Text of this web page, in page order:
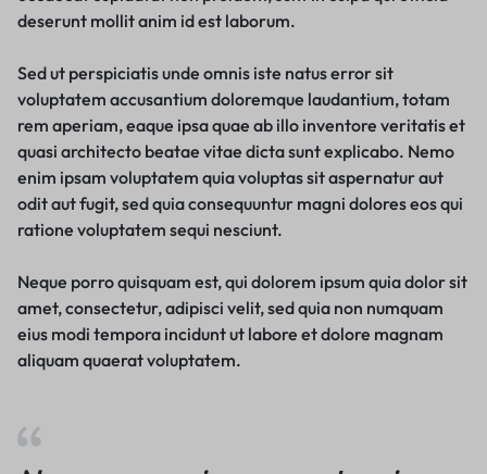
deserunt mollit anim id est laborum.
Sed ut perspiciatis unde omnis iste natus error sit
voluptatem accusantium doloremque laudantium, totam
rem aperiam, eaque ipsa quae ab illo inventore veritatis et
quasi architecto beatae vitae dicta sunt explicabo. Nemo
enim ipsam voluptatem quia voluptas sit aspernatur aut
odit aut fugit, sed quia consequuntur magni dolores eos qui
ratione voluptatem sequi nesciunt.
Neque porro quisquam est, qui dolorem ipsum quia dolor sit
amet, consectetur, adipisci velit, sed quia non numquam
eius modi tempora incidunt ut labore et dolore magnam
aliquam quaerat voluptatem.